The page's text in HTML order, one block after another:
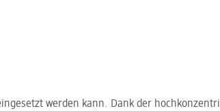
werden kann. Dank der